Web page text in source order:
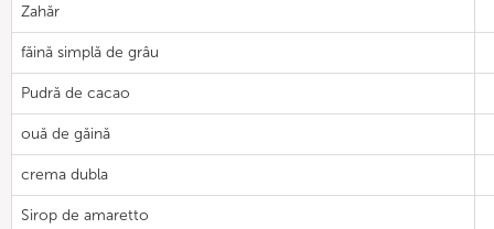
Zahăr
făină simplă de grâu
Pudră de cacao
ouă de găină
crema dubla
Sirop de amaretto